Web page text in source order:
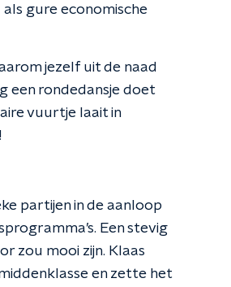
als gure economische
jezelf uit de naad
een rondedansje doet
vuurtje laait in
partijen in de aanloop
Een stevig
zou mooi zijn. Klaas
en zette het